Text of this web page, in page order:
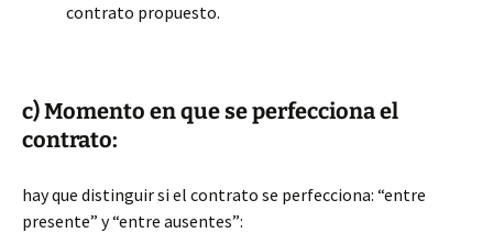
contrato propuesto.
c) Momento en que se perfecciona el
contrato:
hay que distinguir si el contrato se perfecciona: “entre
presente” y “entre ausentes”: